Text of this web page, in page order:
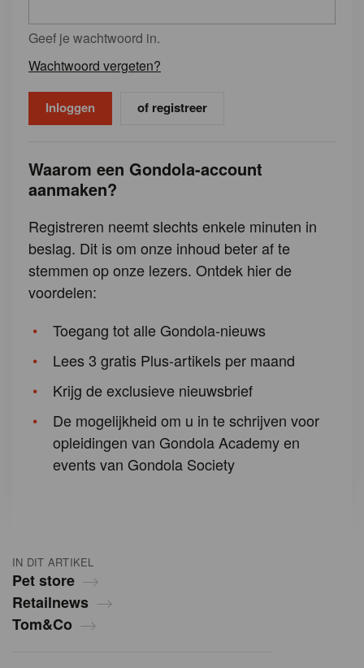
IN DIT ARTIKEL
Pet store
Retailnews
Tom&Co
Geef je wachtwoord in.
Wachtwoord vergeten?
of registreer
Waarom een Gondola-account
aanmaken?
Registreren neemt slechts enkele minuten in
beslag. Dit is om onze inhoud beter af te
stemmen op onze lezers. Ontdek hier de
voordelen:
Toegang tot alle Gondola-nieuws
Lees 3 gratis Plus-artikels per maand
Krijg de exclusieve nieuwsbrief
De mogelijkheid om u in te schrijven voor
opleidingen van Gondola Academy en
events van Gondola Society